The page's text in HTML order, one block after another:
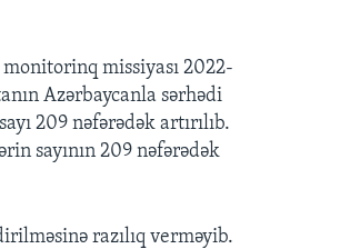
missiyası 2022-
Azərbaycanla sərhədi
209 nəfərədək artırılıb.
sayının 209 nəfərədək
razılıq verməyib.